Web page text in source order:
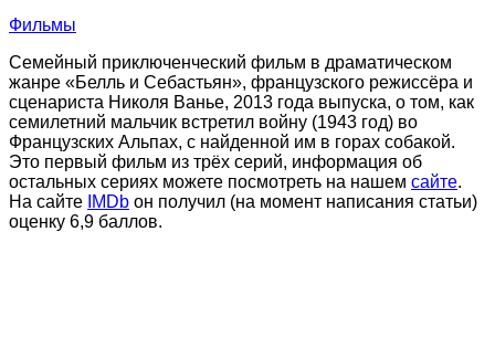
Фильмы
Семейный приключенческий фильм в драматическом
жанре «Белль и Себастьян», французского режиссёра и
сценариста Николя Ванье, 2013 года выпуска, о том, как
семилетний мальчик встретил войну (1943 год) во
Французских Альпах, с найденной им в горах собакой.
Это первый фильм из трёх серий, информация об
остальных сериях можете посмотреть на нашем сайте.
На сайте IMDb он получил (на момент написания статьи)
оценку 6,9 баллов.